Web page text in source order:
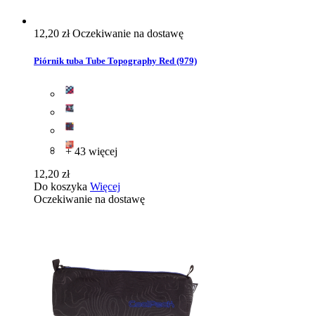
12,20 złOczekiwanie na dostawę
Piórnik tuba Tube Topography Red (979)
+ 43 więcej
12,20 zł
Do koszyka Więcej
Oczekiwanie na dostawę